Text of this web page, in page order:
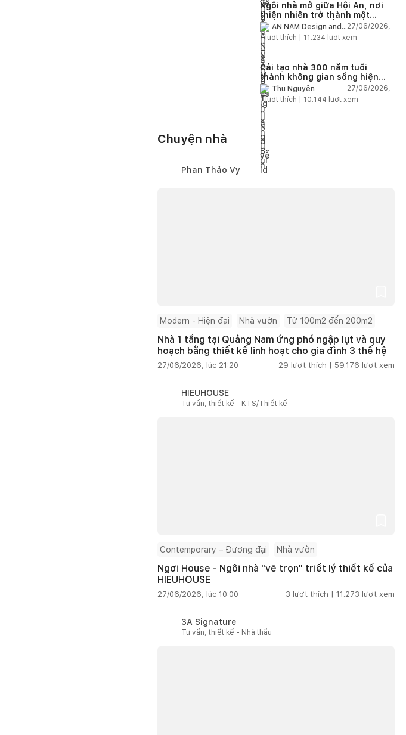
Ngôi nhà mở giữa Hội An, nơi
thiên nhiên trở thành một
phần của cuộc sống
AN NAM Design and
Build
27/06/2026,
1lượt thích | 11.234 lượt xem
Cải tạo nhà 300 năm tuổi
thành không gian sống hiện
đại giữa thiên nhiên
Thu Nguyễn
27/06/2026,
1lượt thích | 10.144 lượt xem
Chuyện nhà
Phan Thảo Vy
Modern - Hiện đại Nhà vườn Từ 100m2 đến 200m2
Nhà 1 tầng tại Quảng Nam ứng phó ngập lụt và quy
hoạch bằng thiết kế linh hoạt cho gia đình 3 thế hệ
27/06/2026, lúc 21:20 29 lượt thích | 59.176 lượt xem
HIEUHOUSE
Tư vấn, thiết kế - KTS/Thiết kế
Contemporary – Đương đại Nhà vườn
Ngơi House - Ngôi nhà "vẽ trọn" triết lý thiết kế của
HIEUHOUSE
27/06/2026, lúc 10:00 3 lượt thích | 11.273 lượt xem
3A Signature
Tư vấn, thiết kế - Nhà thầu